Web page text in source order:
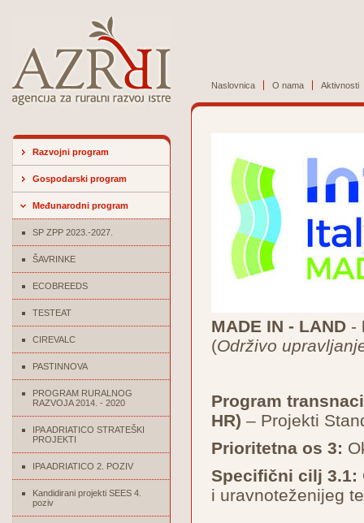
Naslovnica O nama Aktivnosti
Razvojni program
Gospodarski program
Međunarodni program
SP ZPP 2023.-2027.
ŠAVRINKE
ECOBREEDS
TESTEAT
CIREVALC
PASTINNOVA
PROGRAM RURALNOG
RAZVOJA 2014. - 2020
IPA ADRIATICO STRATEŠKI
PROJEKTI
IPA ADRIATICO 2. POZIV
Kandidirani projekti SEES 4.
poziv
MADE IN - LAND -
(Održivo
Program
HR) – Projekti
Prioritetna os 3:
Specifični cilj 3.1:
i uravnoteženijeg